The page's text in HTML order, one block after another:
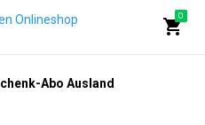
shopping_cart
0
Abo Ausland